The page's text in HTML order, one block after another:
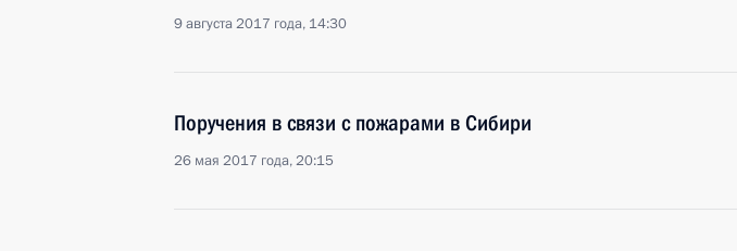
9 августа 2017 года, 14:30
Поручения в связи с пожарами в Сибири
26 мая 2017 года, 20:15